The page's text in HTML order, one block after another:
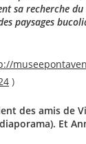
sa recherche
paysages
)
des amis
Et